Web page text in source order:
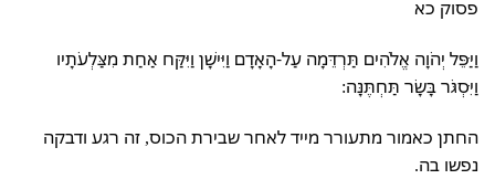
פסוק כא
וַיַּפֵּל יְהֹוָה אֱלֹהִים תַּרְדֵּמָה עַל-הָאָדָם וַיִּישָׁן וַיִּקַּח אַחַת מִצַּלְעֹתָיו
וַיִּסְגֹּר בָּשָׂר תַּחְתֶּנָּה:
החתן כאמור מתעורר מייד לאחר שבירת הכוס, זה רגע ודבקה
נפשו בה.